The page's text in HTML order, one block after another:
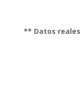
** Datos reales